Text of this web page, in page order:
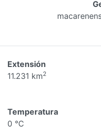
Extensión
11.231 km2
Temperatura
0 °C